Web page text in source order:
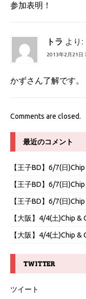
参加表明！
トラ より:
2013年2月21日
かずさん了解です。
Comments are closed.
最近のコメント
【王子BD】6/7(日
【王子BD】6/7(日
【王子BD】6/7(日
【大阪】4/4(土)Chip &
【大阪】4/4(土)Chip &
TWITTER
ツイート